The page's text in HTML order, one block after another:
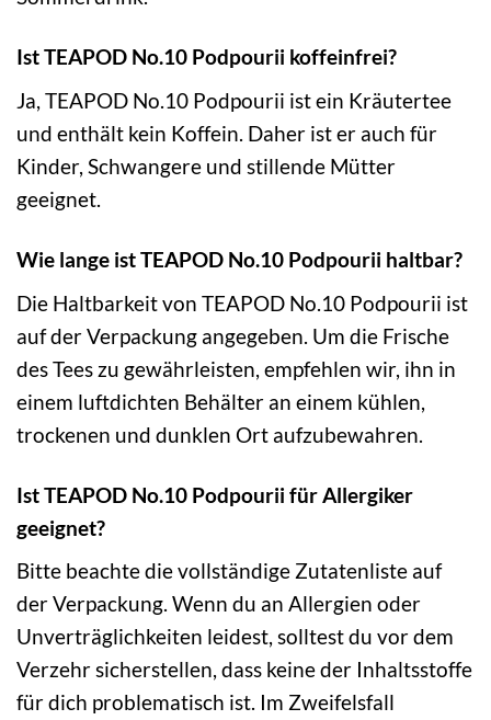
Ist TEAPOD No.10 Podpourii koffeinfrei?
Ja, TEAPOD No.10 Podpourii ist ein Kräutertee
und enthält kein Koffein. Daher ist er auch für
Kinder, Schwangere und stillende Mütter
geeignet.
Wie lange ist TEAPOD No.10 Podpourii haltbar?
Die Haltbarkeit von TEAPOD No.10 Podpourii ist
auf der Verpackung angegeben. Um die Frische
des Tees zu gewährleisten, empfehlen wir, ihn in
einem luftdichten Behälter an einem kühlen,
trockenen und dunklen Ort aufzubewahren.
Ist TEAPOD No.10 Podpourii für Allergiker
geeignet?
Bitte beachte die vollständige Zutatenliste auf
der Verpackung. Wenn du an Allergien oder
Unverträglichkeiten leidest, solltest du vor dem
Verzehr sicherstellen, dass keine der Inhaltsstoffe
für dich problematisch ist. Im Zweifelsfall